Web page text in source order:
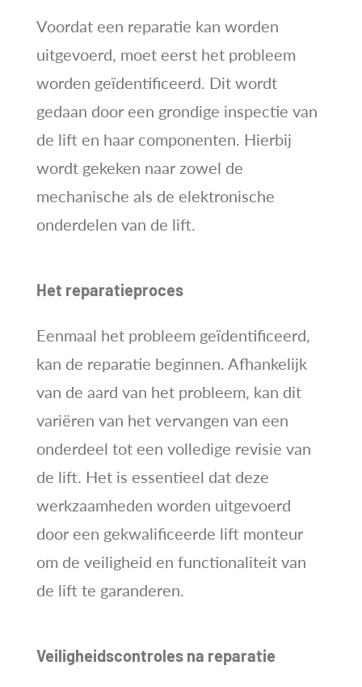
Voordat een reparatie kan worden
uitgevoerd, moet eerst het probleem
worden geïdentificeerd. Dit wordt
gedaan door een grondige inspectie van
de lift en haar componenten. Hierbij
wordt gekeken naar zowel de
mechanische als de elektronische
onderdelen van de lift.
Het reparatieproces
Eenmaal het probleem geïdentificeerd,
kan de reparatie beginnen. Afhankelijk
van de aard van het probleem, kan dit
variëren van het vervangen van een
onderdeel tot een volledige revisie van
de lift. Het is essentieel dat deze
werkzaamheden worden uitgevoerd
door een gekwalificeerde lift monteur
om de veiligheid en functionaliteit van
de lift te garanderen.
Veiligheidscontroles na reparatie